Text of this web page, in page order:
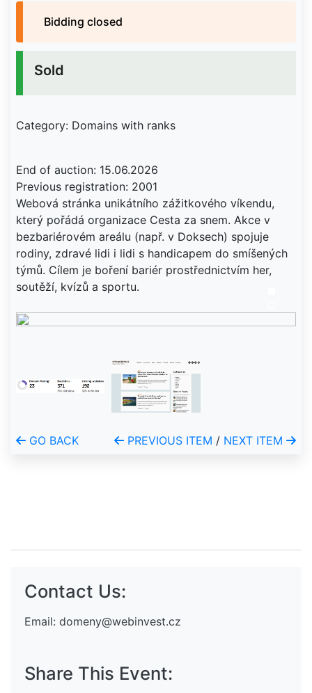
Bidding closed
Sold
Category: Domains with ranks
End of auction: 15.06.2026
Previous registration: 2001
Webová stránka unikátního zážitkového víkendu,
který pořádá organizace Cesta za snem. Akce v
bezbariérovém areálu (např. v Doksech) spojuje
rodiny, zdravé lidi i lidi s handicapem do smíšených
týmů. Cílem je boření bariér prostřednictvím her,
soutěží, kvízů a sportu.
GO BACK PREVIOUS ITEM / NEXT ITEM
Contact Us:
Email: domeny@webinvest.cz
Share This Event: